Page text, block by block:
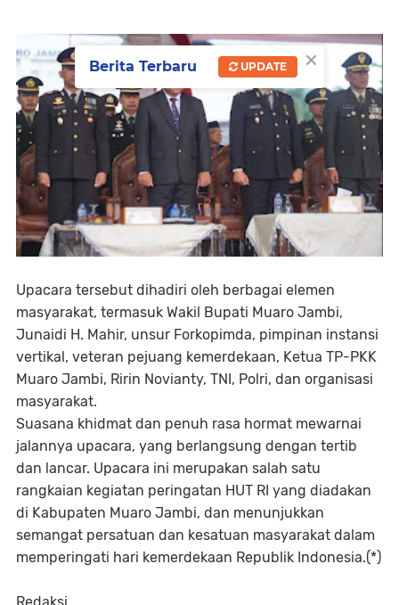
Upacara tersebut dihadiri oleh berbagai elemen
masyarakat, termasuk Wakil Bupati Muaro Jambi,
Junaidi H. Mahir, unsur Forkopimda, pimpinan instansi
vertikal, veteran pejuang kemerdekaan, Ketua TP-PKK
Muaro Jambi, Ririn Novianty, TNI, Polri, dan organisasi
masyarakat.
Suasana khidmat dan penuh rasa hormat mewarnai
jalannya upacara, yang berlangsung dengan tertib
dan lancar. Upacara ini merupakan salah satu
rangkaian kegiatan peringatan HUT RI yang diadakan
di Kabupaten Muaro Jambi, dan menunjukkan
semangat persatuan dan kesatuan masyarakat dalam
memperingati hari kemerdekaan Republik Indonesia.(*)
×
Berita Terbaru UPDATE